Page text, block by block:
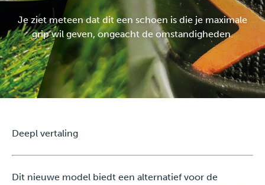
Over ons
Jobs
Product Tests
Je ziet meteen dat dit een schoen is die je maximale
grip wil geven, ongeacht de omstandigheden.
Deepl vertaling
Dit nieuwe model biedt een alternatief voor de